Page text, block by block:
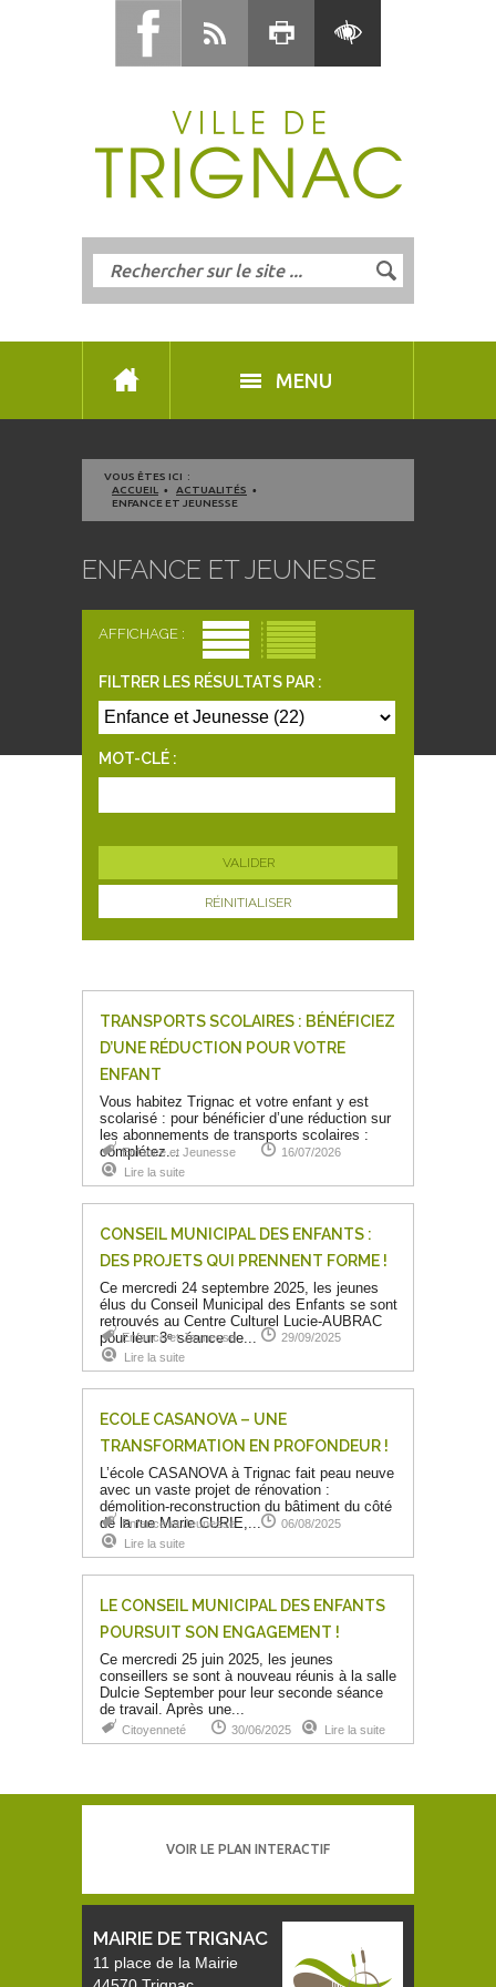
MENU
VOUS ÊTES ICI :
ACCUEIL
ACTUALITÉS
ENFANCE ET JEUNESSE
ENFANCE ET JEUNESSE
AFFICHAGE :
FILTRER LES RÉSULTATS PAR :
MOT-CLÉ :
RÉINITIALISER
TRANSPORTS SCOLAIRES : BÉNÉFICIEZ
D’UNE RÉDUCTION POUR VOTRE
ENFANT
Vous habitez Trignac et votre enfant y est
scolarisé : pour bénéficier d’une réduction sur
les abonnements de transports scolaires :
complétez...
Enfance et Jeunesse
16/07/2026
Lire la suite
CONSEIL MUNICIPAL DES ENFANTS :
DES PROJETS QUI PRENNENT FORME !
Ce mercredi 24 septembre 2025, les jeunes
élus du Conseil Municipal des Enfants se sont
retrouvés au Centre Culturel Lucie-AUBRAC
pour leur 3ᵉ séance de...
Enfance et Jeunesse
29/09/2025
Lire la suite
ECOLE CASANOVA – UNE
TRANSFORMATION EN PROFONDEUR !
L’école CASANOVA à Trignac fait peau neuve
avec un vaste projet de rénovation :
démolition-reconstruction du bâtiment du côté
de la rue Marie CURIE,...
Enfance et Jeunesse
06/08/2025
Lire la suite
LE CONSEIL MUNICIPAL DES ENFANTS
POURSUIT SON ENGAGEMENT !
Ce mercredi 25 juin 2025, les jeunes
conseillers se sont à nouveau réunis à la salle
Dulcie September pour leur seconde séance
de travail. Après une...
Citoyenneté 30/06/2025 Lire la suite
VOIR LE PLAN INTERACTIF
MAIRIE DE TRIGNAC
11 place de la Mairie